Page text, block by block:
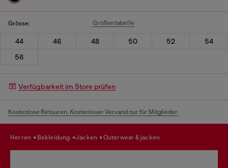
Grösse: Größentabelle
44 46 48 50 52
54
56
Verfügbarkeit im Store prüfen
Kostenlose Retouren. Kostenloser Versand nur für Mitglieder.
herren bekleidung jacken outerwear & jacken